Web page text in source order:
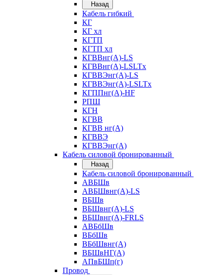
Назад
Кабель гибкий
КГ
КГ хл
КГТП
КГТП хл
КГВВнг(А)-LS
КГВВнг(А)-LSLTx
КГВВЭнг(А)-LS
КГВВЭнг(А)-LSLTx
КГППнг(А)-HF
РПШ
КГН
КГВВ
КГВВ нг(А)
КГВВЭ
КГВВЭнг(А)
Кабель силовой бронированный
Назад
Кабель силовой бронированный
АВБШв
АВБШвнг(А)-LS
ВБШв
ВБШвнг(А)-LS
ВБШвнг(А)-FRLS
АВБбШв
ВБбШв
ВБбШвнг(А)
ВБШвНГ(А)
АПвБШп(г)
Провод